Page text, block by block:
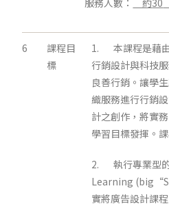
服務人數： 約30
6
課程目
標
1. 本課程是藉由
行銷設計與科技
良善行銷。讓學
織服務進行行銷
計之創作，將實
學習目標發揮。
2. 執行專業型
Learning
實將廣告設計課